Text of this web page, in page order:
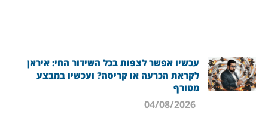
עכשיו אפשר לצפות בכל השידור החי: איראן
לקראת הכרעה או קריסה? ועכשיו במבצע
מטורף